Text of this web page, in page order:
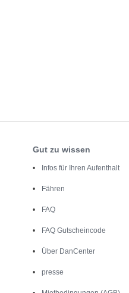
Gut zu wissen
Infos für Ihren Aufenthalt
Fähren
FAQ
FAQ Gutscheincode
Über DanCenter
presse